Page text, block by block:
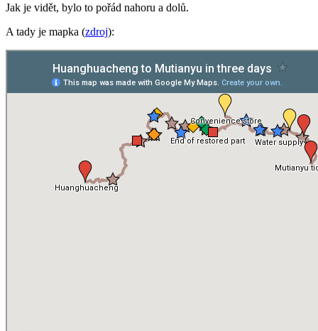
Jak je vidět, bylo to pořád nahoru a dolů.
A tady je mapka (zdroj):